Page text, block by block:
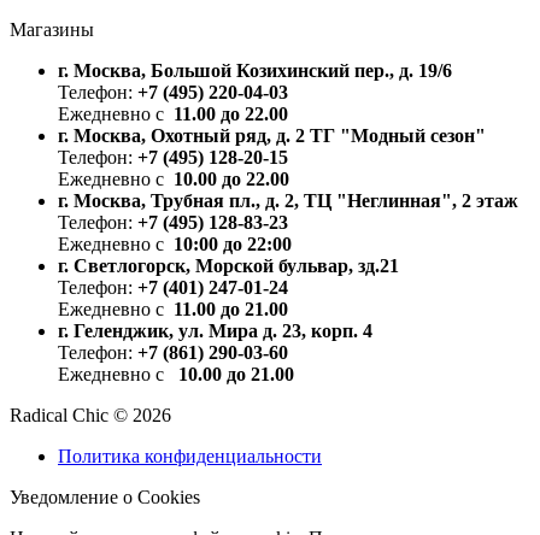
Магазины
г. Москва, Большой Козихинский пер., д. 19/6
Телефон: +7 (495) 220-04-03
Ежедневно с 11.00 до 22.00
г. Москва, Охотный ряд, д. 2 ТГ "Модный сезон"
Телефон: +7 (495) 128-20-15
Ежедневно с 10.00 до 22.00
г. Москва, Трубная пл., д. 2, ТЦ "Неглинная", 2 этаж
Телефон: +7 (495) 128-83-23
Ежедневно с 10:00 до 22:00
г. Светлогорск, Морской бульвар, зд.21
Телефон: +7 (401) 247-01-24
Ежедневно с 11.00 до 21.00
г. Геленджик, ул. Мира д. 23, корп. 4
Телефон: +7 (861) 290-03-60
Ежедневно с 10.00 до 21.00
Radical Chic © 2026
Политика конфиденциальности
Уведомление о Cookies